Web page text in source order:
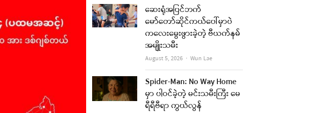
k
a
m
ဆေးရုံအပြင်ဘက်
မော်တော်ဆိုင်ကယ်ပေါ်မှာပဲ
ကလေးမွေးဖွားခဲ့တဲ့ ဗီယက်နမ်
အမျိုးသမီး
August 5, 2026 Author
Wun Lae
Spider-Man: No Way Home
မှာ ပါဝင်ခဲ့တဲ့ မင်းသမီးကြီး မေ
ရီရီဗီရာ ကွယ်လွန်